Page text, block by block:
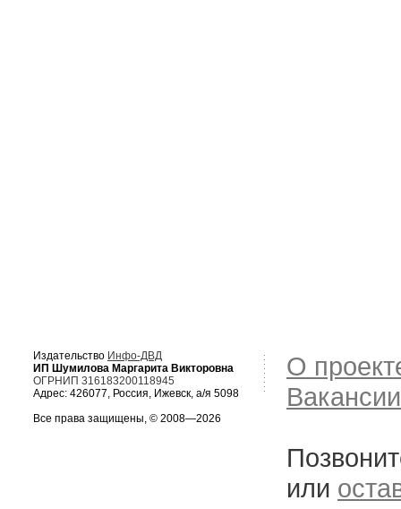
Издательство Инфо-ДВД
ИП Шумилова Маргарита Викторовна
ОГРНИП 316183200118945
Адрес: 426077, Россия, Ижевск, а/я 5098
Все права защищены, © 2008—2026
О
Вакансии
или